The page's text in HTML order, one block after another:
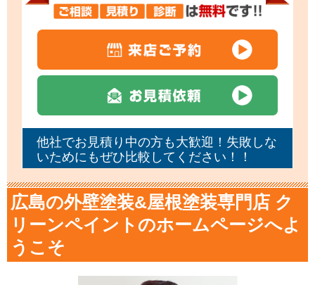
他社でお見積り中の方も大歓迎！失敗しな
いためにもぜひ比較してください！！
広島の外壁塗装&屋根塗装専門店 ク
リーンペイントのホームページへよ
うこそ